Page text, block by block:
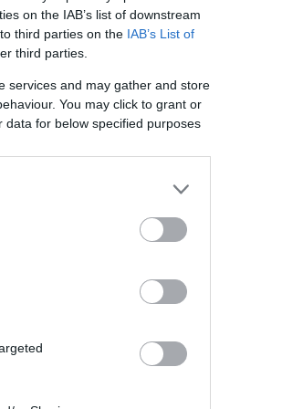
on the IAB’s list of downstream
third parties on the IAB’s List of
third parties.
services and may gather and store
You may click to grant or
for below specified purposes
volt: régi és
Ide írhatsz levelet nekünk!
HIRDETÉS